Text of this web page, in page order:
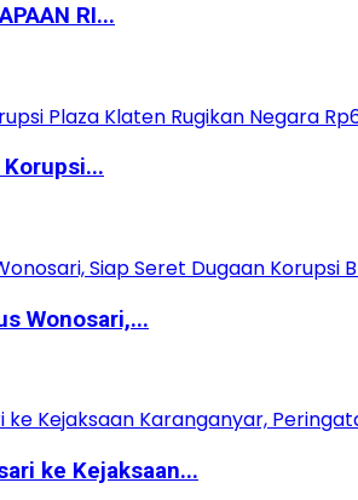
RI...
Wonosari,...
ke Kejaksaan...